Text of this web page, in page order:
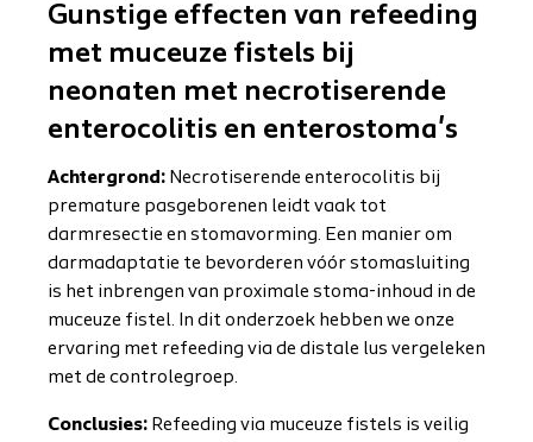
Gunstige effecten van refeeding
met muceuze fistels bij
neonaten met necrotiserende
enterocolitis en enterostoma's
Achtergrond: Necrotiserende enterocolitis bij
premature pasgeborenen leidt vaak tot
darmresectie en stomavorming. Een manier om
darmadaptatie te bevorderen vóór stomasluiting
is het inbrengen van proximale stoma-inhoud in de
muceuze fistel. In dit onderzoek hebben we onze
ervaring met refeeding via de distale lus vergeleken
met de controlegroep.
Conclusies: Refeeding via muceuze fistels is veilig